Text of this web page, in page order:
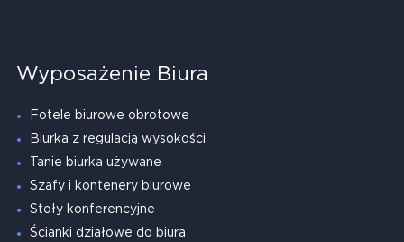
Wyposażenie Biura
Fotele biurowe obrotowe
Biurka z regulacją wysokości
Tanie biurka używane
Szafy i kontenery biurowe
Stoły konferencyjne
Ścianki działowe do biura